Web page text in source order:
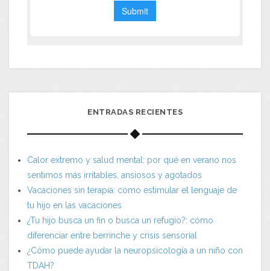
ENTRADAS RECIENTES
Calor extremo y salud mental: por qué en verano nos
sentimos más irritables, ansiosos y agotados
Vacaciones sin terapia: cómo estimular el lenguaje de
tu hijo en las vacaciones
¿Tu hijo busca un fin o busca un refugio?: cómo
diferenciar entre berrinche y crisis sensorial
¿Cómo puede ayudar la neuropsicología a un niño con
TDAH?